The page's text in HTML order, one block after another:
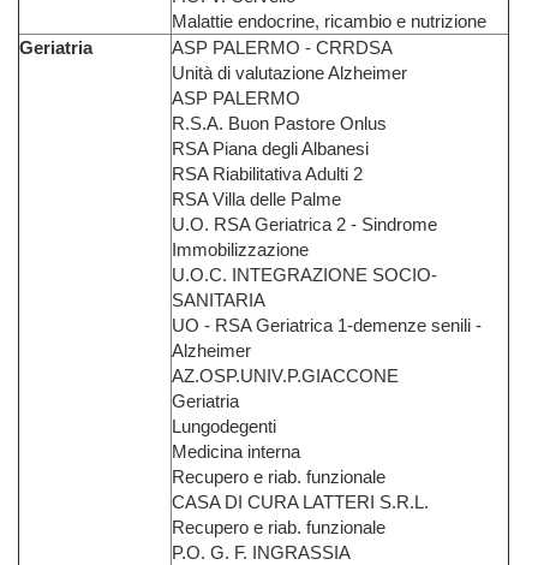
Malattie endocrine, ricambio e nutrizione
Geriatria
ASP PALERMO - CRRDSA
Unità di valutazione Alzheimer
ASP PALERMO
R.S.A. Buon Pastore Onlus
RSA Piana degli Albanesi
RSA Riabilitativa Adulti 2
RSA Villa delle Palme
U.O. RSA Geriatrica 2 - Sindrome
Immobilizzazione
U.O.C. INTEGRAZIONE SOCIO-
SANITARIA
UO - RSA Geriatrica 1-demenze senili -
Alzheimer
AZ.OSP.UNIV.P.GIACCONE
Geriatria
Lungodegenti
Medicina interna
Recupero e riab. funzionale
CASA DI CURA LATTERI S.R.L.
Recupero e riab. funzionale
P.O. G. F. INGRASSIA